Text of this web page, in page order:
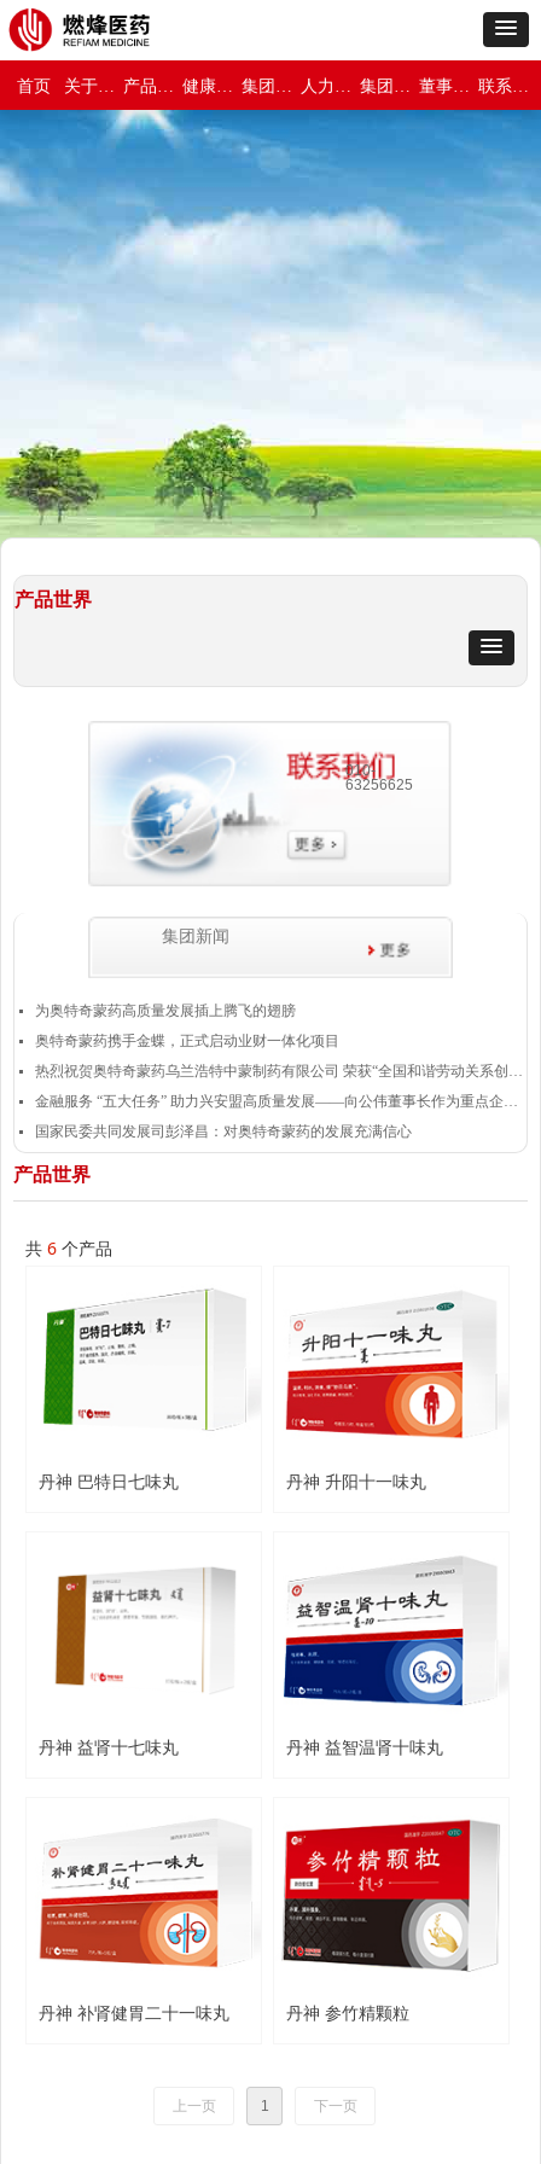
首页 关于燃烽医药 产品世界 健康与保障 集团新闻 人力资源 集团介绍 董事长专栏 联系我们
产品世界
넷 为奥特奇蒙药高质量发展插上腾飞的翅膀
넷 奥特奇蒙药携手金蝶，正式启动业财一体化项目
넷 热烈祝贺奥特奇蒙药乌兰浩特中蒙制药有限公司 荣获“全国和谐劳动关系创建示范企业”称号
넷 金融服务 “五大任务” 助力兴安盟高质量发展——向公伟董事长作为重点企业代表发言
넷 国家民委共同发展司彭泽昌：对奥特奇蒙药的发展充满信心
集团新闻
产品世界
共 6 个产品
丹神 巴特日七味丸 丹神 升阳十一味丸
丹神 益肾十七味丸 丹神 益智温肾十味丸
丹神 补肾健胃二十一味丸 丹神 参竹精颗粒
上一页 1 下一页
010-
63256625